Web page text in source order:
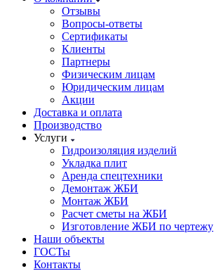
Отзывы
Вопросы-ответы
Сертификаты
Клиенты
Партнеры
Физическим лицам
Юридическим лицам
Акции
Доставка и оплата
Производство
Услуги
Гидроизоляция изделий
Укладка плит
Аренда спецтехники
Демонтаж ЖБИ
Монтаж ЖБИ
Расчет сметы на ЖБИ
Изготовление ЖБИ по чертежу
Наши объекты
ГОСТы
Контакты